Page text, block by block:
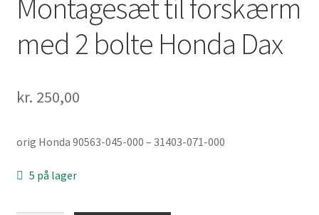
Montagesæt til forskærm
med 2 bolte Honda Dax
kr. 250,00
orig Honda 90563-045-000 – 31403-071-000
5 på lager